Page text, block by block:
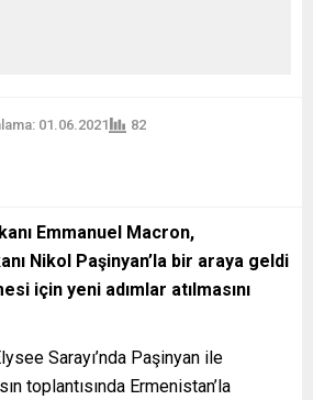
01.06.2021 82
Emmanuel Macron,
Nikol Paşinyan’la bir araya geldi
için yeni adımlar atılmasını
Sarayı’nda Paşinyan ile
toplantısında Ermenistan’la